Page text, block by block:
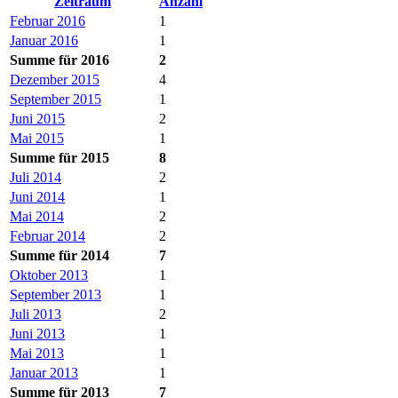
Februar 2016
1
Januar 2016
1
Summe für 2016
2
Dezember 2015
4
September 2015
1
Juni 2015
2
Mai 2015
1
Summe für 2015
8
Juli 2014
2
Juni 2014
1
Mai 2014
2
Februar 2014
2
Summe für 2014
7
Oktober 2013
1
September 2013
1
Juli 2013
2
Juni 2013
1
Mai 2013
1
Januar 2013
1
Summe für 2013
7